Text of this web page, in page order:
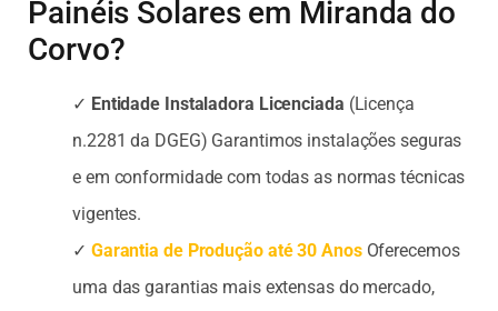
Painéis Solares em Miranda do
Corvo?
✓ Entidade Instaladora Licenciada (Licença
n.2281 da DGEG) Garantimos instalações seguras
e em conformidade com todas as normas técnicas
vigentes.
✓ Garantia de Produção até 30 AnosOferecemos
uma das garantias mais extensas do mercado,